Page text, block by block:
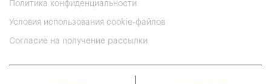
Политика конфиденциальности
Условия использования cookie-файлов
Согласие на получение рассылки